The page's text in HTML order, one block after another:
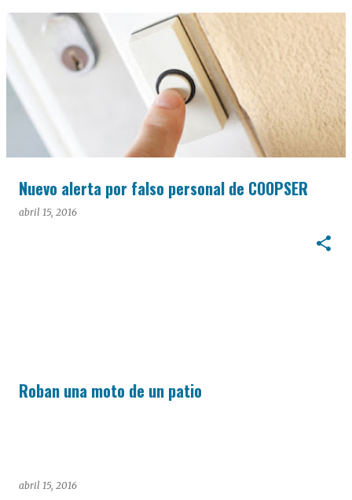
Nuevo alerta por falso personal de COOPSER
abril 15, 2016
Roban una moto de un patio
abril 15, 2016